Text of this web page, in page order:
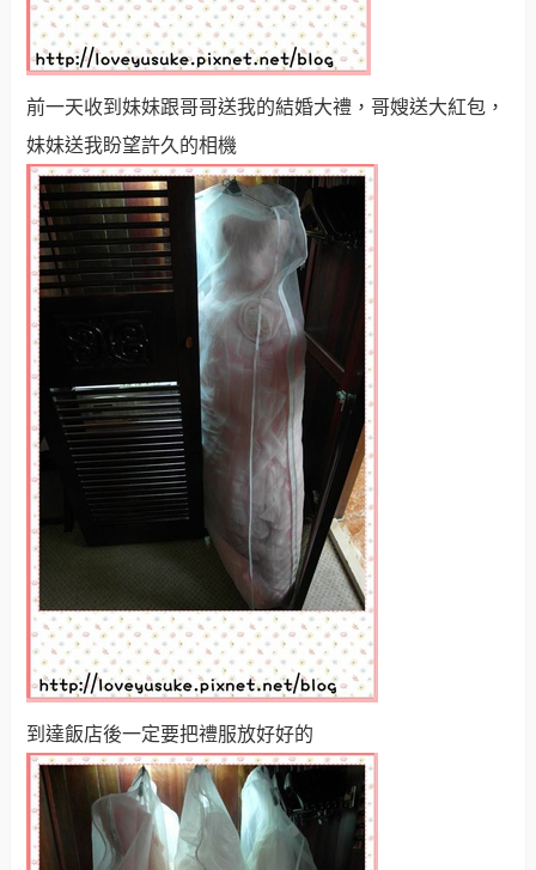
前一天收到妹妹跟哥哥送我的結婚大禮，哥嫂送大紅包，
妹妹送我盼望許久的相機
到達飯店後一定要把禮服放好好的